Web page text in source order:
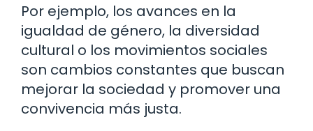
Por ejemplo, los avances en la
igualdad de género, la diversidad
cultural o los movimientos sociales
son cambios constantes que buscan
mejorar la sociedad y promover una
convivencia más justa.